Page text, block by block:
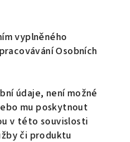
vyplněného
Osobních
údaje, není možné
mu poskytnout
v této souvislosti
či produktu